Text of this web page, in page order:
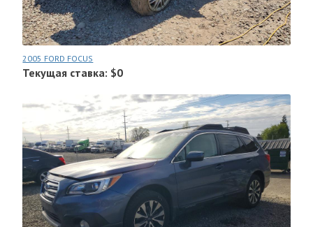
2005 FORD FOCUS
Текущая ставка: $0